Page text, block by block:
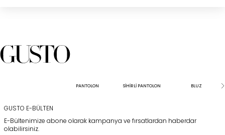
PANTOLON SİHİRLİ PANTOLON BLUZ
GUSTO E-BÜLTEN
E-Bültenimize abone olarak kampanya ve fırsatlardan haberdar
olabilirsiniz.